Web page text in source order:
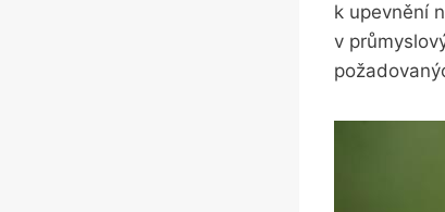
k‌ upevnění
v‌